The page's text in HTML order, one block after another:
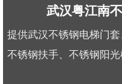
武汉粤江南
提供武汉不锈钢电梯门套
不锈钢扶手、不锈钢阳